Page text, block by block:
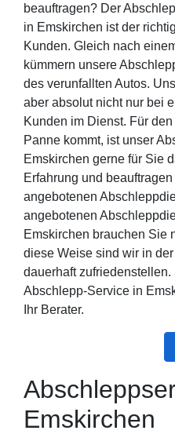
beauftragen? Der
in Emskirchen ist der
Kunden. Gleich nach
kümmern unsere
des verunfallten Autos.
aber absolut nicht nur bei
Kunden im Dienst. Für
Panne kommt, ist unser
Emskirchen gerne für Sie
Erfahrung und
angebotenen
angebotenen
Emskirchen brauchen Sie
diese Weise sind wir in
dauerhaft
Abschlepp-Service in
Ihr Berater.
Emskirchen